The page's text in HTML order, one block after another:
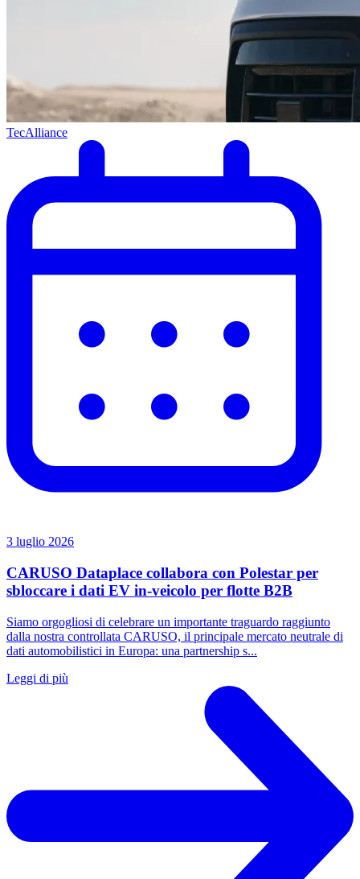
TecAlliance
3 luglio 2026
CARUSO Dataplace collabora con Polestar per
sbloccare i dati EV in-veicolo per flotte B2B
Siamo orgogliosi di celebrare un importante traguardo raggiunto
dalla nostra controllata CARUSO, il principale mercato neutrale di
dati automobilistici in Europa: una partnership s...
Leggi di più